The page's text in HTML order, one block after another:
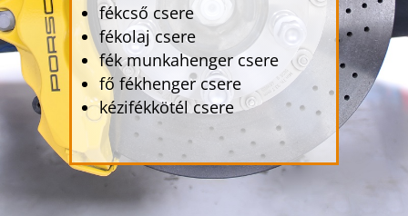
fékcső csere
fékolaj csere
fék munkahenger csere
fő fékhenger csere
kézifékkötél csere